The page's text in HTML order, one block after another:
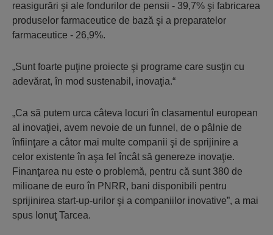
reasigurări şi ale fondurilor de pensii - 39,7% şi fabricarea
produselor farmaceutice de bază şi a preparatelor
farmaceutice - 26,9%.
„Sunt foarte puţine proiecte şi programe care susţin cu
adevărat, în mod sustenabil, inovaţia.“
„Ca să putem urca câteva locuri în clasamentul european
al inovaţiei, avem nevoie de un funnel, de o pâlnie de
înfiinţare a câtor mai multe companii şi de sprijinire a
celor existente în aşa fel încât să genereze inovaţie.
Finanţarea nu este o problemă, pentru că sunt 380 de
milioane de euro în PNRR, bani disponibili pentru
sprijinirea start-up-urilor şi a companiilor inovative”, a mai
spus Ionuţ Tarcea.